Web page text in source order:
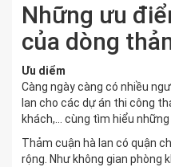
Những ưu
của dòng
Ưu diểm
Càng ngày càng có nhiều
lan cho các dự án thi công
khách,... cùng tìm hiểu
Thảm cuận hà lan có quận
rộng. Như không gian phòng